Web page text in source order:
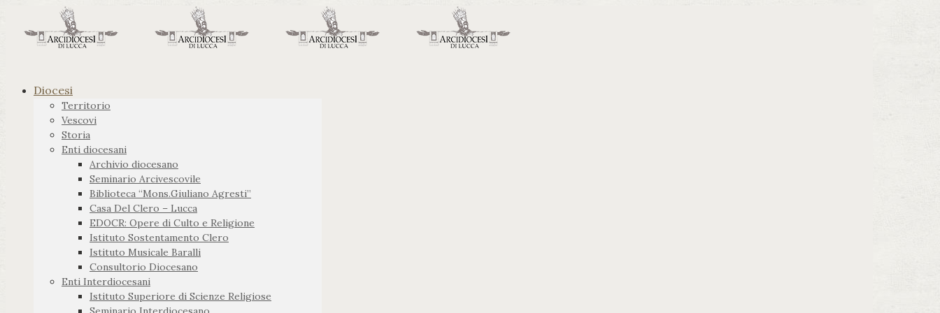
Diocesi
Territorio
Vescovi
Storia
Enti diocesani
Archivio diocesano
Seminario Arcivescovile
Biblioteca “Mons.Giuliano Agresti”
Casa Del Clero – Lucca
EDOCR: Opere di Culto e Religione
Istituto Sostentamento Clero
Istituto Musicale Baralli
Consultorio Diocesano
Enti Interdiocesani
Istituto Superiore di Scienze Religiose